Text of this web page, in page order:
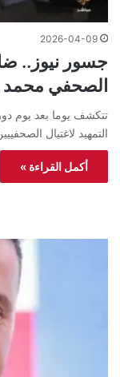
2026-04-09
جسور نيوز..
الصحفي
تتكشف يوما بعد يوم
التمهيد لاغتيال
أكمل القراءة »